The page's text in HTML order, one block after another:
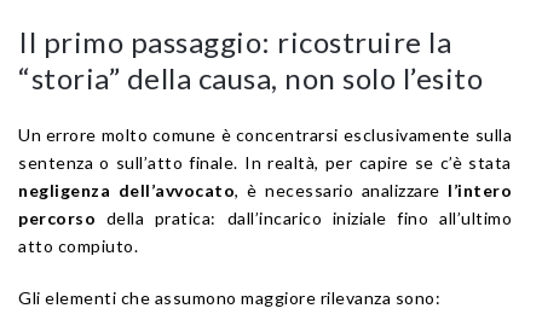
Il primo passaggio: ricostruire la
“storia” della causa, non solo l’esito
Un errore molto comune è concentrarsi esclusivamente sulla
sentenza o sull’atto finale. In realtà, per capire se c’è stata
negligenza dell’avvocato, è necessario analizzare l’intero
percorso della pratica: dall’incarico iniziale fino all’ultimo
atto compiuto.
Gli elementi che assumono maggiore rilevanza sono: